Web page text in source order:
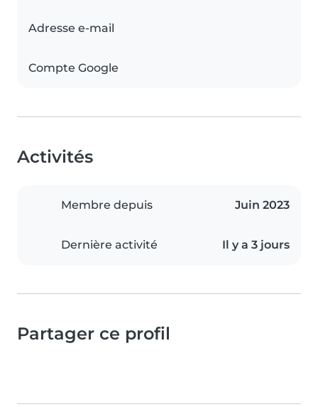
Adresse e-mail
Compte Google
Activités
Membre depuis Juin 2023
Dernière activité Il y a 3 jours
Partager ce profil